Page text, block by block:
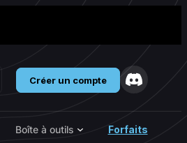
Créer un compte
Boîte à outils Forfaits